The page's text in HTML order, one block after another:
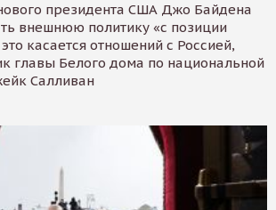
президента США Джо Байдена
внешнюю политику «с позиции
касается отношений с Россией,
главы Белого дома по национальной
Салливан